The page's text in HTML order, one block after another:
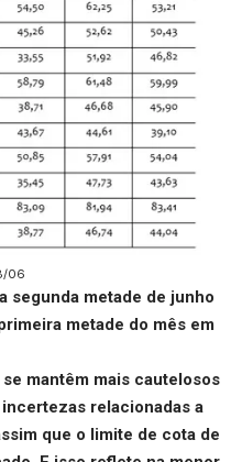
06
segunda metade de junho
metade do mês em
mantêm mais cautelosos
relacionadas a
que o limite de cota de